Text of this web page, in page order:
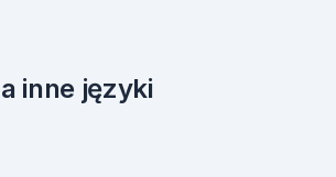
inne języki